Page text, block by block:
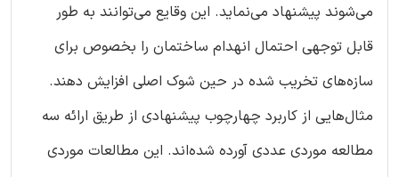
می‌شوند پیشنهاد می‌نماید. این وقایع می‌توانند به طور
قابل توجهی احتمال انهدام ساختمان را بخصوص برای
سازه‌های تخریب شده در حین شوک اصلی افزایش دهند.
مثال‌هایی از کاربرد چهارچوب پیشنهادی از طریق ارائه سه
مطالعه موردی عددی آورده شده‌اند. این مطالعات موردی